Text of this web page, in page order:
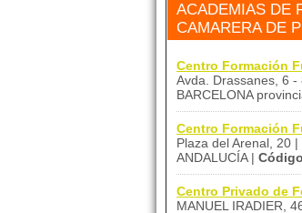
ACADEMIAS DE
CAMARERA DE
Centro Formación
Avda. Drassanes, 6
BARCELONA
Centro Formación
Plaza del Arenal, 20 |
ANDALUCÍA |
Centro Privado de
MANUEL IRADIER,